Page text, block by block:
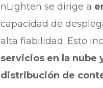
nLighten se dirige a
capacidad de
alta fiabilidad. Esto
servicios en la nube
distribución de